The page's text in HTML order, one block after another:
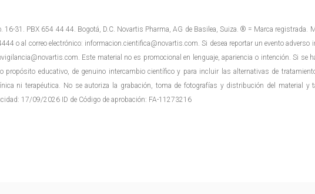
16-31. PBX 654 44 44. Bogotá, D.C. Novartis Pharma, AG de Basilea, Suiza. ® = Marca
o al correo electrónico: informacion.cientifica@novartis.com. Si desea reportar un evento adverso
. Este material no es promocional en lenguaje, apariencia o intención. Si
propósito educativo, de genuino intercambio científico y para incluir las alternativas de
ni terapéutica. No se autoriza la grabación, toma de fotografías y distribución del material
17/09/2026 ID de Código de aprobación: FA-11273216